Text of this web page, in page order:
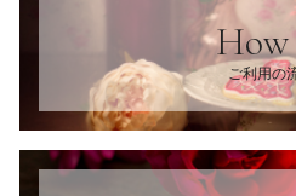
ご利用の